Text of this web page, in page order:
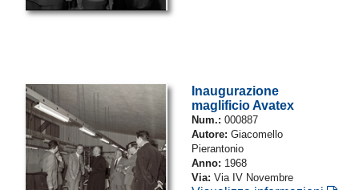
Inaugurazione
maglificio Avatex
Num.: 000887
Autore: Giacomello
Pierantonio
Anno: 1968
Via: Via IV Novembre